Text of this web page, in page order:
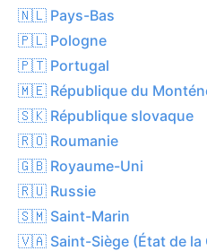
🇳🇱 Pays-Bas
🇵🇱 Pologne
🇵🇹 Portugal
🇲🇪 République du
🇸🇰 République slovaque
🇷🇴 Roumanie
🇬🇧 Royaume-Uni
🇷🇺 Russie
🇸🇲 Saint-Marin
🇻🇦 Saint-Siège (État de la